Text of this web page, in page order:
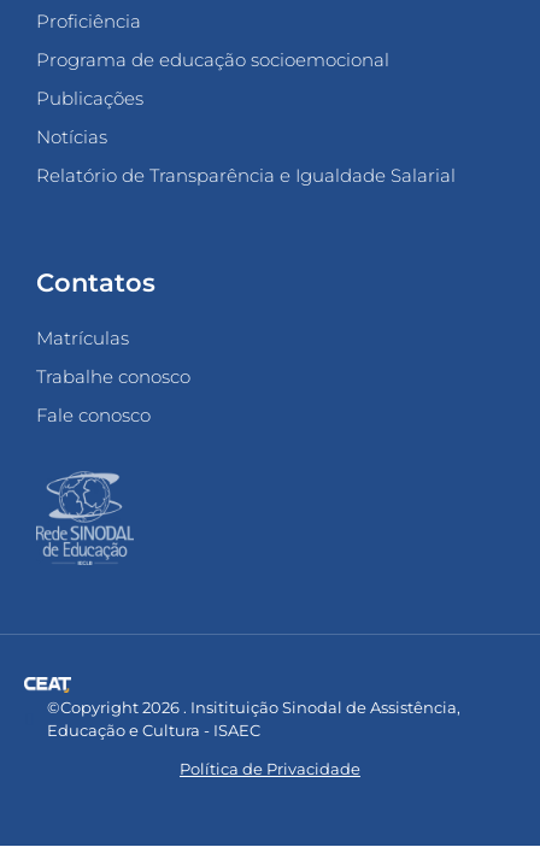
Proficiência
Programa de educação socioemocional
Publicações
Notícias
Relatório de Transparência e Igualdade Salarial
Contatos
Matrículas
Trabalhe conosco
Fale conosco
©Copyright 2026 . Insitituição Sinodal de Assistência,
Educação e Cultura - ISAEC
Política de Privacidade